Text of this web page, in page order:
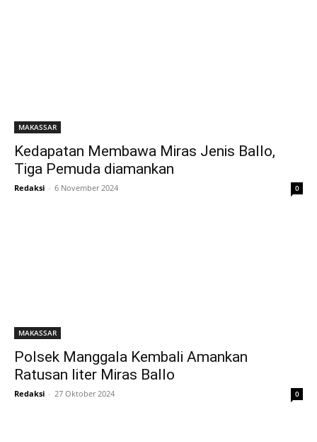
MAKASSAR
Kedapatan Membawa Miras Jenis Ballo,
Tiga Pemuda diamankan
Redaksi - 6 November 2024 0
MAKASSAR
Polsek Manggala Kembali Amankan
Ratusan liter Miras Ballo
Redaksi - 27 Oktober 2024 0